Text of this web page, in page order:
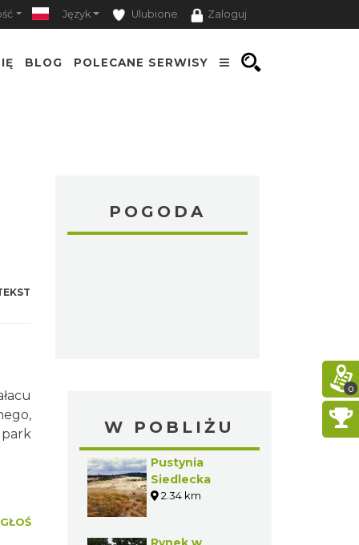
Język Ulubione Zaloguj
BLOG POLECANE SERWISY
POGODA
W POBLIŻU
Pustynia
Siedlecka
2.34 km
0